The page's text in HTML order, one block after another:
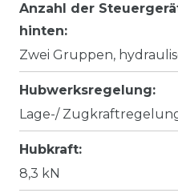
Anzahl der
hinten:
Zwei Gruppen,
Hubwerksregelung:
Lage-/
Hubkraft:
8,3 kN